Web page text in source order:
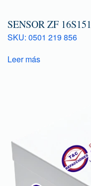
SENSOR ZF 16S151
SKU: 0501 219 856
Leer más